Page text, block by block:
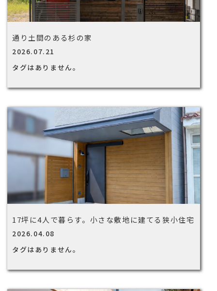
通り土間のある杉の家
2026.07.21
タグはありません。
17坪に4人で暮らす。小さな敷地に建てる狭小住宅
2026.04.08
タグはありません。